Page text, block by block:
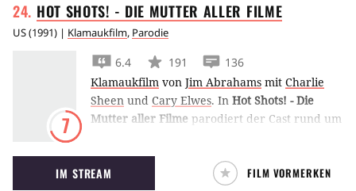
(Hardy Krüger), der den Vorschlag macht, aus
den Trümmern ein neues Flugzeug zu bauen...
HOT SHOTS! - DIE MUTTER ALLER FILME
US(1991) | Klamaukfilm, Parodie
7
6.4 191
136
Klamaukfilm von Jim Abrahams mit Charlie
Sheen und Cary Elwes. In Hot Shots! - Die
Mutter aller Filme parodiert der Cast rund um
wie Top Gun, Superman und Casablanca.
IM STREAM FILM VORMERKEN